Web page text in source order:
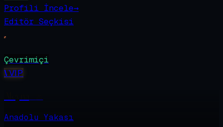
Profili İncele→
Editör Seçkisi
Çevrimiçi
VVIP
Anadolu Yakası